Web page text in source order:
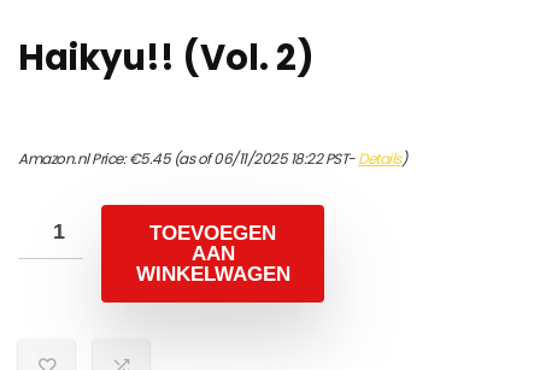
Haikyu!! (Vol. 2)
Amazon.nl Price:€5.45(as of 06/11/2025 18:22 PST-Details)
TOEVOEGEN
AAN
WINKELWAGEN